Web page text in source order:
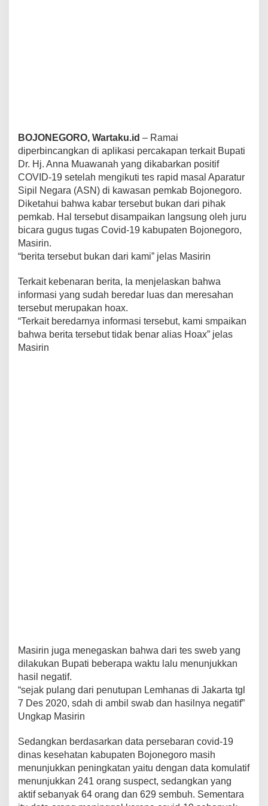
BOJONEGORO, Wartaku.id – Ramai
diperbincangkan di aplikasi percakapan terkait Bupati
Dr. Hj. Anna Muawanah yang dikabarkan positif
COVID-19 setelah mengikuti tes rapid masal Aparatur
Sipil Negara (ASN) di kawasan pemkab Bojonegoro.
Diketahui bahwa kabar tersebut bukan dari pihak
pemkab. Hal tersebut disampaikan langsung oleh juru
bicara gugus tugas Covid-19 kabupaten Bojonegoro,
Masirin.
“berita tersebut bukan dari kami” jelas Masirin
Terkait kebenaran berita, Ia menjelaskan bahwa
informasi yang sudah beredar luas dan meresahan
tersebut merupakan hoax.
“Terkait beredarnya informasi tersebut, kami smpaikan
bahwa berita tersebut tidak benar alias Hoax” jelas
Masirin
Masirin juga menegaskan bahwa dari tes sweb yang
dilakukan Bupati beberapa waktu lalu menunjukkan
hasil negatif.
“sejak pulang dari penutupan Lemhanas di Jakarta tgl
7 Des 2020, sdah di ambil swab dan hasilnya negatif”
Ungkap Masirin
Sedangkan berdasarkan data persebaran covid-19
dinas kesehatan kabupaten Bojonegoro masih
menunjukkan peningkatan yaitu dengan data komulatif
menunjukkan 241 orang suspect, sedangkan yang
aktif sebanyak 64 orang dan 629 sembuh. Sementara